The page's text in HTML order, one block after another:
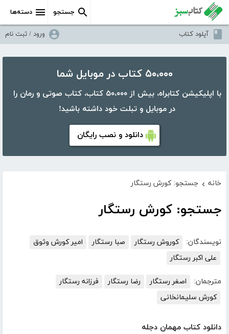
دسته‌ها جستجو
آپلود کتاب ورود / ثبت نام
۵۰،۰۰۰ کتاب در موبایل شما
با اپلیکیشن کتابراه، بیش از ۵۰،۰۰۰ کتاب، کتاب صوتی و رمان را
در موبایل و تبلت خود داشته باشید!
دانلود و نصب رایگان
خانه › جستجو: کورش رستگار
جستجو: کورش رستگار
نویسندگان: کوروش رستگار صبا رستگار
امیر کورش وثوق
علی اکبر رستگار
مترجمان: اصغر رستگار رضا رستگار
فرزانه رستگار
کورش سلیمانخانی
دانلود کتاب مهمان دجله